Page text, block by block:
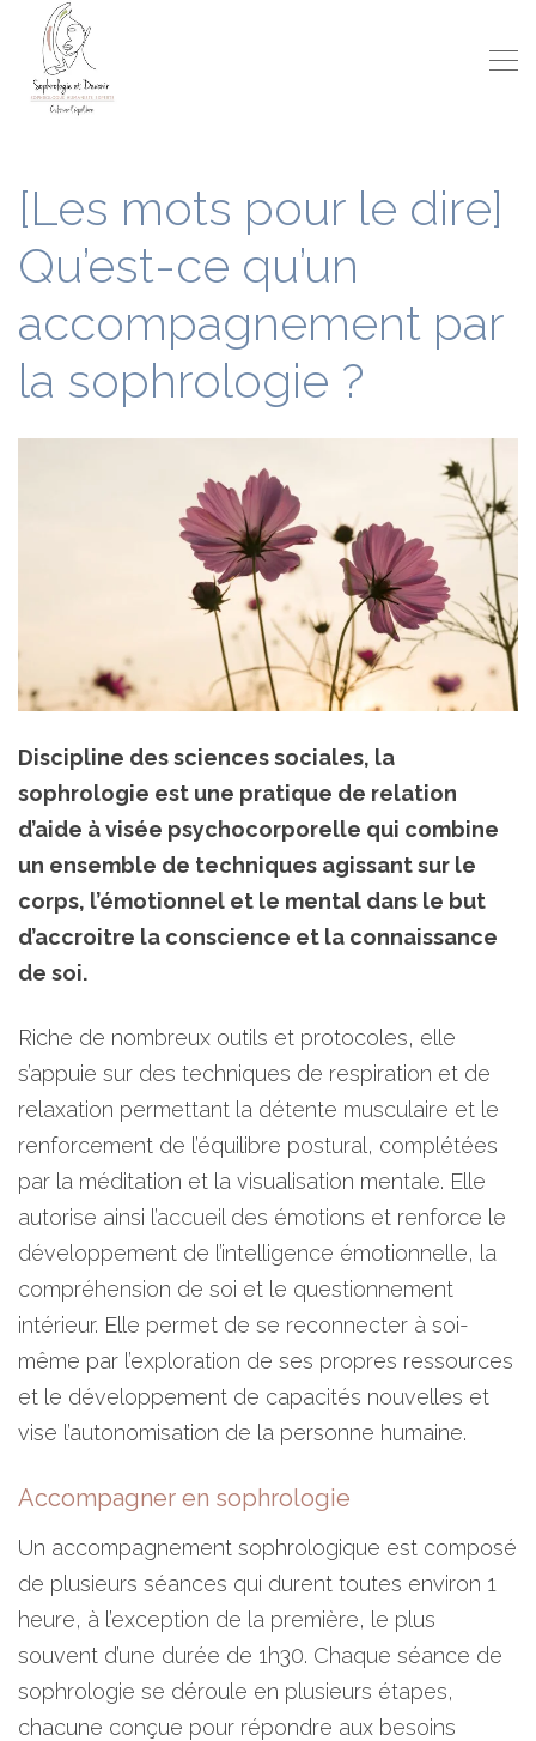
[Les mots pour le dire]
Qu’est-ce qu’un
accompagnement par
la sophrologie ?
Discipline des sciences sociales, la
sophrologie est une pratique de relation
d’aide à visée psychocorporelle qui combine
un ensemble de techniques agissant sur le
corps, l’émotionnel et le mental dans le but
d’accroitre la conscience et la connaissance
de soi.
Riche de nombreux outils et protocoles, elle
s’appuie sur des techniques de respiration et de
relaxation permettant la détente musculaire et le
renforcement de l’équilibre postural, complétées
par la méditation et la visualisation mentale. Elle
autorise ainsi l’accueil des émotions et renforce le
développement de l’intelligence émotionnelle, la
compréhension de soi et le questionnement
intérieur. Elle permet de se reconnecter à soi-
même par l’exploration de ses propres ressources
et le développement de capacités nouvelles et
vise l’autonomisation de la personne humaine.
Accompagner en sophrologie
Un accompagnement sophrologique est composé
de plusieurs séances qui durent toutes environ 1
heure, à l’exception de la première, le plus
souvent d’une durée de 1h30. Chaque séance de
sophrologie se déroule en plusieurs étapes,
chacune conçue pour répondre aux besoins